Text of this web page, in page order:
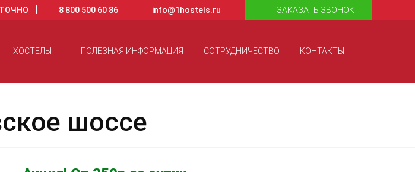
8 800 500 60 86 info@1hostels.ru ЗАКАЗАТЬ ЗВОНОК
ХОСТЕЛЫ ПОЛЕЗНАЯ ИНФОРМАЦИЯ СОТРУДНИЧЕСТВО КОНТАКТЫ
шоссе